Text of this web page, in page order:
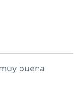
buena